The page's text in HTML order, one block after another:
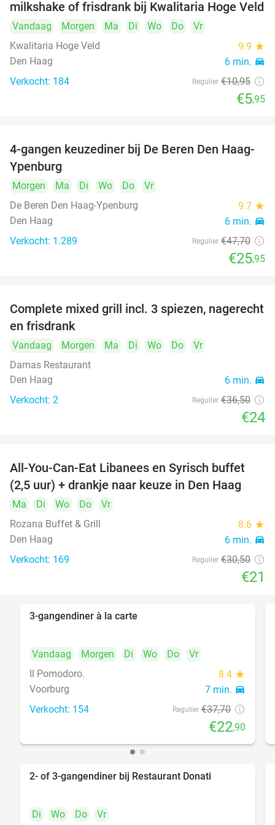
milkshake of frisdrank bij Kwalitaria Hoge Veld
Vandaag Morgen Ma Di Wo Do
Vr
Kwalitaria Hoge Veld
9.9 star
Den Haag 6 min. directions_car
Verkocht: 184 Regulier €10,95
€5,95
46%
4-gangen keuzediner bij De Beren Den Haag-
Ypenburg
Morgen Ma Di Wo Do
Vr
De Beren Den Haag-Ypenburg
9.7 star
Den Haag 6 min. directions_car
Verkocht: 1.289 Regulier €47,70
€25,95
34%
Complete mixed grill incl. 3 spiezen, nagerecht
en frisdrank
Vandaag Morgen Ma Di Wo Do
Vr
Damas Restaurant
Den Haag
6 min. directions_car
Verkocht: 2 Regulier €36,50
€24
31%
All-You-Can-Eat Libanees en Syrisch buffet
(2,5 uur) + drankje naar keuze in Den Haag
Ma Di Wo Do
Vr
Rozana Buffet & Grill
8.6 star
Den Haag 6 min. directions_car
Verkocht: 169 Regulier €30,50
€21
3-gangendiner à la carte
Vandaag Morgen Di Wo Do
Vr
Il Pomodoro.
8.4 star
Voorburg 7 min. directions_car
Verkocht: 154 Regulier €37,70
€22,90
2- of 3-gangendiner bij Restaurant Donati
Di Wo Do
Vr